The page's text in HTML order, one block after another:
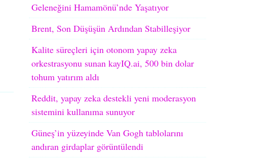
Geleneğini Hamamönü’nde Yaşatıyor
Brent, Son Düşüşün Ardından Stabilleşiyor
Kalite süreçleri için otonom yapay zeka
orkestrasyonu sunan kayIQ.ai, 500 bin dolar
tohum yatırım aldı
Reddit, yapay zeka destekli yeni moderasyon
sistemini kullanıma sunuyor
Güneş’in yüzeyinde Van Gogh tablolarını
andıran girdaplar görüntülendi